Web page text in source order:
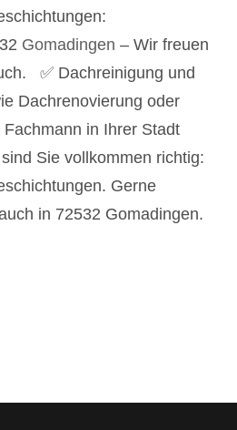
Gomadingen – Wir freuen
✅ Dachreinigung und
Dachrenovierung oder
in Ihrer Stadt
Sie vollkommen richtig:
Gerne
in 72532 Gomadingen.